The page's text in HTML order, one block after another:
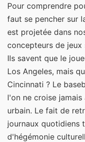
Pour comprendre
faut se pencher sur
est projetée dans
concepteurs de
Ils savent que le
Los Angeles, mais
Cincinnati ? Le
l'on ne croise
urbain. Le fait de
journaux quotidiens
d'hégémonie